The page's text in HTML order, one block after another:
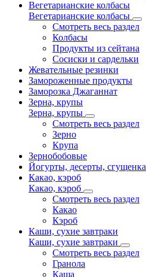
Вегетарианские колбасы
Вегетарианские колбасы
Смотреть весь раздел
Колбасы
Продукты из сейтана
Сосиски и сардельки
Жевательные резинки
Замороженные продукты
Заморозка Джаганнат
Зерна, крупы
Зерна, крупы
Смотреть весь раздел
Зерно
Крупа
Зернобобовые
Йогурты, десерты, сгущенка
Какао, кэроб
Какао, кэроб
Смотреть весь раздел
Какао
Кэроб
Каши, сухие завтраки
Каши, сухие завтраки
Смотреть весь раздел
Гранола
Каша